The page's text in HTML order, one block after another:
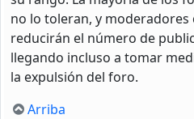
no lo toleran, y
reducirán el número de
llegando incluso a tomar
la expulsión del foro.
Arriba